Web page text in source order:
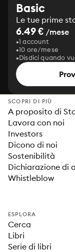
Basic
Le tue prime
6.49 € /mese
1 account
10 ore/mese
Disdici quando
SCOPRI DI PIÙ
A proposito di
Lavora con noi
Investors
Dicono di noi
Sostenibilità
Dichiarazione di
Whistleblow
ESPLORA
Cerca
Libri
Serie di libri